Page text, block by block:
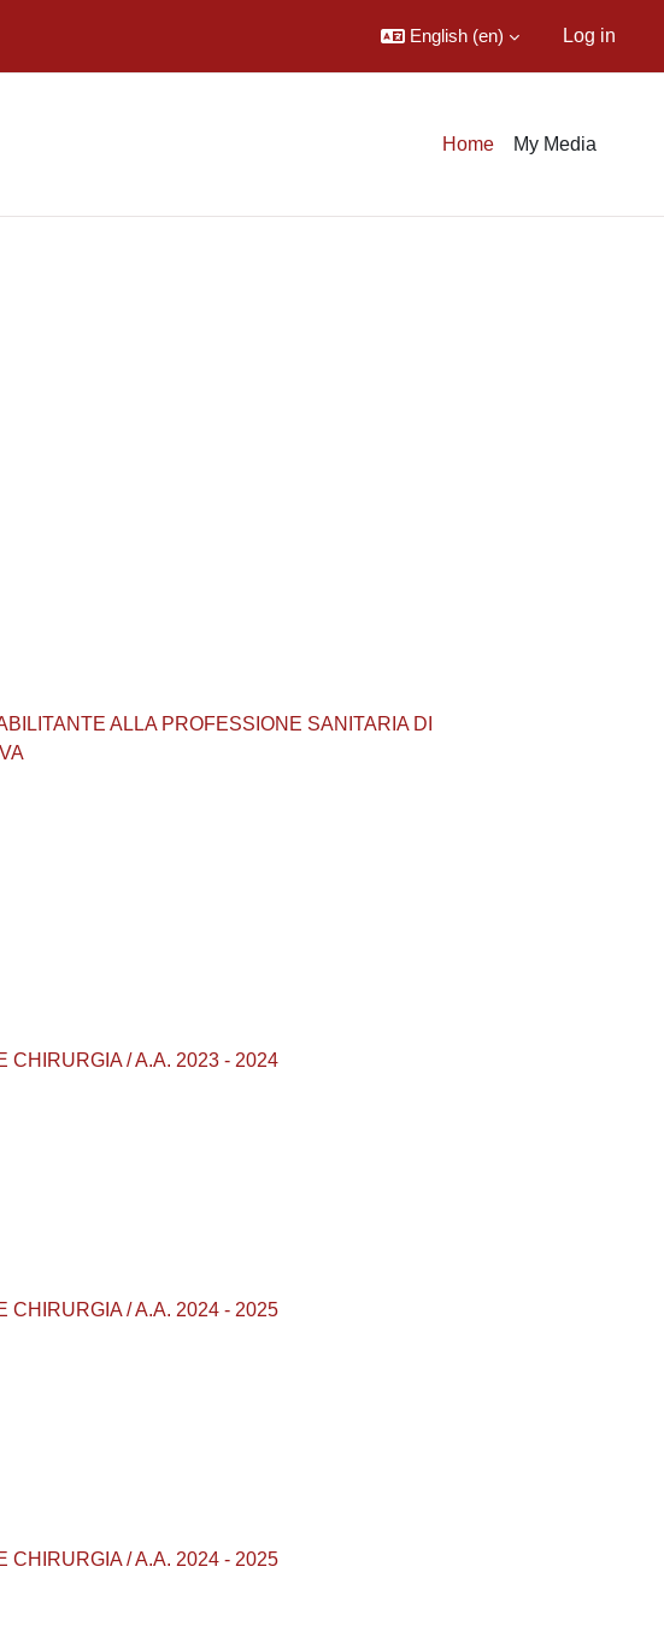
English ‎(en)‎ Log in
Home My Media
ALLA PROFESSIONE SANITARIA DI
CHIRURGIA / A.A. 2023 - 2024
CHIRURGIA / A.A. 2024 - 2025
CHIRURGIA / A.A. 2024 - 2025